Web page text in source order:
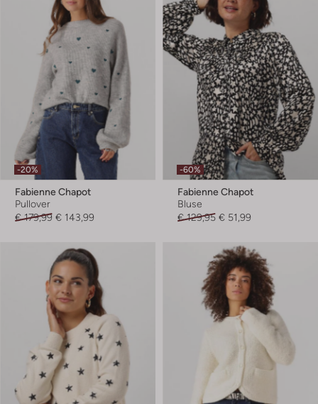
-20%
Fabienne Chapot
Pullover
€ 179,99 € 143,99
-60%
Fabienne Chapot
Bluse
€ 129,95 € 51,99